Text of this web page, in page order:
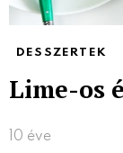
DESSZERTEK
Lime-os
10 éve